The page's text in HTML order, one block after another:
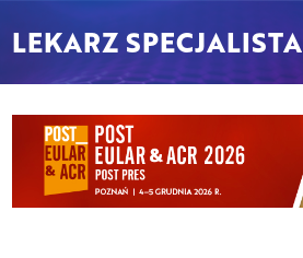
LEKARZ SPECJALISTA